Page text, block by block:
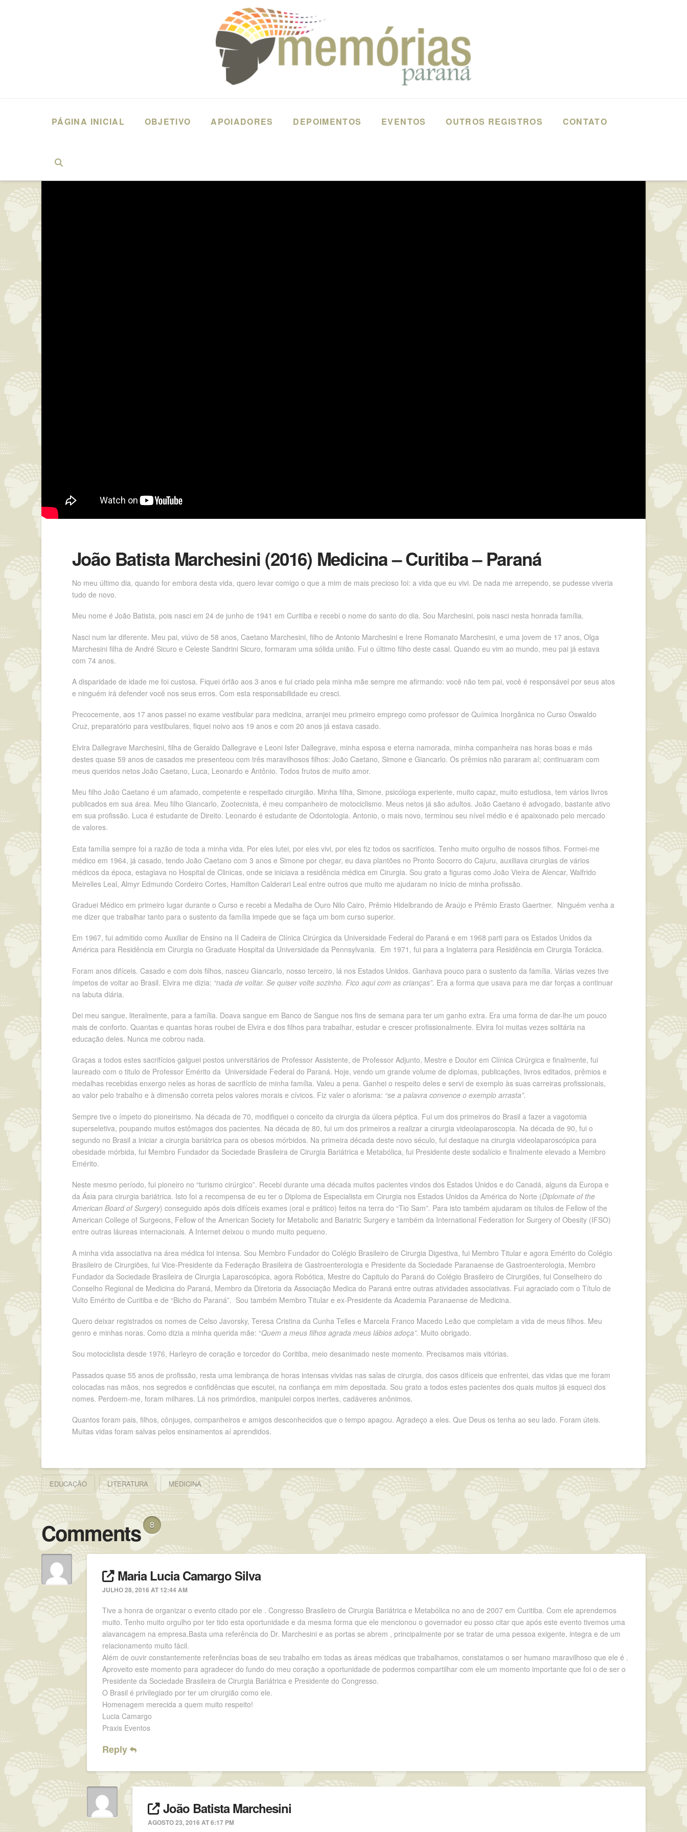
PÁGINA INICIAL OBJETIVO APOIADORES DEPOIMENTOS EVENTOS OUTROS REGISTROS CONTATO
João Batista Marchesini (2016) Medicina – Curitiba – Paraná
No meu último dia, quando for embora desta vida, quero levar comigo o que a mim de mais precioso foi: a vida que eu vivi. De nada me arrependo, se pudesse viveria
tudo de novo.
Meu nome é João Batista, pois nasci em 24 de junho de 1941 em Curitiba e recebi o nome do santo do dia. Sou Marchesini, pois nasci nesta honrada família.
Nasci num lar diferente. Meu pai, viúvo de 58 anos, Caetano Marchesini, filho de Antonio Marchesini e Irene Romanato Marchesini, e uma jovem de 17 anos, Olga
Marchesini filha de André Sicuro e Celeste Sandrini Sicuro, formaram uma sólida união. Fui o último filho deste casal. Quando eu vim ao mundo, meu pai já estava
com 74 anos.
A disparidade de idade me foi custosa. Fiquei órfão aos 3 anos e fui criado pela minha mãe sempre me afirmando: você não tem pai, você é responsável por seus atos
e ninguém irá defender você nos seus erros. Com esta responsabilidade eu cresci.
Precocemente, aos 17 anos passei no exame vestibular para medicina, arranjei meu primeiro emprego como professor de Química Inorgânica no Curso Oswaldo
Cruz, preparatório para vestibulares, fiquei noivo aos 19 anos e com 20 anos já estava casado.
Elvira Dallegrave Marchesini, filha de Geraldo Dallegrave e Leoni Isfer Dallegrave, minha esposa e eterna namorada, minha companheira nas horas boas e más
destes quase 59 anos de casados me presenteou com três maravilhosos filhos: João Caetano, Simone e Giancarlo. Os prêmios não pararam aí; continuaram com
meus queridos netos João Caetano, Luca, Leonardo e Antônio. Todos frutos de muito amor.
Meu filho João Caetano é um afamado, competente e respeitado cirurgião. Minha filha, Simone, psicóloga experiente, muito capaz, muito estudiosa, tem vários livros
publicados em sua área. Meu filho Giancarlo, Zootecnista, é meu companheiro de motociclismo. Meus netos já são adultos. João Caetano é advogado, bastante ativo
em sua profissão. Luca é estudante de Direito. Leonardo é estudante de Odontologia. Antonio, o mais novo, terminou seu nível médio e é apaixonado pelo mercado
de valores.
Esta família sempre foi a razão de toda a minha vida. Por eles lutei, por eles vivi, por eles fiz todos os sacrifícios. Tenho muito orgulho de nossos filhos. Formei-me
médico em 1964, já casado, tendo João Caetano com 3 anos e Simone por chegar, eu dava plantões no Pronto Socorro do Cajuru, auxiliava cirurgias de vários
médicos da época, estagiava no Hospital de Clinicas, onde se iniciava a residência médica em Cirurgia. Sou grato a figuras como João Vieira de Alencar, Walfrido
Meirelles Leal, Almyr Edmundo Cordeiro Cortes, Hamilton Calderari Leal entre outros que muito me ajudaram no início de minha profissão.
Graduei Médico em primeiro lugar durante o Curso e recebi a Medalha de Ouro Nilo Cairo, Prêmio Hidelbrando de Araújo e Prêmio Erasto Gaertner. Ninguém venha a
me dizer que trabalhar tanto para o sustento da família impede que se faça um bom curso superior.
Em 1967, fui admitido como Auxiliar de Ensino na II Cadeira de Clínica Cirúrgica da Universidade Federal do Paraná e em 1968 parti para os Estados Unidos da
América para Residência em Cirurgia no Graduate Hospital da Universidade da Pennsylvania. Em 1971, fui para a Inglaterra para Residência em Cirurgia Torácica.
Foram anos difíceis. Casado e com dois filhos, nasceu Giancarlo, nosso terceiro, lá nos Estados Unidos. Ganhava pouco para o sustento da família. Várias vezes tive
ímpetos de voltar ao Brasil. Elvira me dizia: “nada de voltar. Se quiser volte sozinho. Fico aqui com as crianças”. Era a forma que usava para me dar forças a continuar
na labuta diária.
Dei meu sangue, literalmente, para a família. Doava sangue em Banco de Sangue nos fins de semana para ter um ganho extra. Era uma forma de dar-lhe um pouco
mais de conforto. Quantas e quantas horas roubei de Elvira e dos filhos para trabalhar, estudar e crescer profissionalmente. Elvira foi muitas vezes solitária na
educação deles. Nunca me cobrou nada.
Graças a todos estes sacrifícios galguei postos universitários de Professor Assistente, de Professor Adjunto, Mestre e Doutor em Clínica Cirúrgica e finalmente, fui
laureado com o titulo de Professor Emérito da Universidade Federal do Paraná. Hoje, vendo um grande volume de diplomas, publicações, livros editados, prêmios e
medalhas recebidas enxergo neles as horas de sacrifício de minha família. Valeu a pena. Ganhei o respeito deles e servi de exemplo às suas carreiras profissionais,
ao valor pelo trabalho e à dimensão correta pelos valores morais e cívicos. Fiz valer o aforisma: “se a palavra convence o exemplo arrasta”.
Sempre tive o ímpeto do pioneirismo. Na década de 70, modifiquei o conceito da cirurgia da úlcera péptica. Fui um dos primeiros do Brasil a fazer a vagotomia
superseletiva, poupando muitos estômagos dos pacientes. Na década de 80, fui um dos primeiros a realizar a cirurgia videolaparoscopia. Na década de 90, fui o
segundo no Brasil a iniciar a cirurgia bariátrica para os obesos mórbidos. Na primeira década deste novo século, fui destaque na cirurgia videolaparoscópica para
obesidade mórbida, fui Membro Fundador da Sociedade Brasileira de Cirurgia Bariátrica e Metabólica, fui Presidente deste sodalício e finalmente elevado a Membro
Emérito.
Neste mesmo período, fui pioneiro no “turismo cirúrgico”. Recebi durante uma década muitos pacientes vindos dos Estados Unidos e do Canadá, alguns da Europa e
da Ásia para cirurgia bariátrica. Isto foi a recompensa de eu ter o Diploma de Especialista em Cirurgia nos Estados Unidos da América do Norte (Diplomate of the
American Board of Surgery) conseguido após dois difíceis exames (oral e prático) feitos na terra do “Tio Sam”. Para isto também ajudaram os títulos de Fellow of the
American College of Surgeons, Fellow of the American Society for Metabolic and Bariatric Surgery e também da International Federation for Surgery of Obesity (IFSO)
entre outras láureas internacionais. A Internet deixou o mundo muito pequeno.
A minha vida associativa na área médica foi intensa. Sou Membro Fundador do Colégio Brasileiro de Cirurgia Digestiva, fui Membro Titular e agora Emérito do Colégio
Brasileiro de Cirurgiões, fui Vice-Presidente da Federação Brasileira de Gastroenterologia e Presidente da Sociedade Paranaense de Gastroenterologia, Membro
Fundador da Sociedade Brasileira de Cirurgia Laparoscópica, agora Robótica, Mestre do Capitulo do Paraná do Colégio Brasileiro de Cirurgiões, fui Conselheiro do
Conselho Regional de Medicina do Paraná, Membro da Diretoria da Associação Medica do Paraná entre outras atividades associativas. Fui agraciado com o Título de
Vulto Emérito de Curitiba e de “Bicho do Paraná”. Sou também Membro Titular e ex-Presidente da Academia Paranaense de Medicina.
Quero deixar registrados os nomes de Celso Javorsky, Teresa Cristina da Cunha Telles e Marcela Franco Macedo Leão que completam a vida de meus filhos. Meu
genro e minhas noras. Como dizia a minha querida mãe: “Quem a meus filhos agrada meus lábios adoça”. Muito obrigado.
Sou motociclista desde 1976, Harleyro de coração e torcedor do Coritiba, meio desanimado neste momento. Precisamos mais vitórias.
Passados quase 55 anos de profissão, resta uma lembrança de horas intensas vividas nas salas de cirurgia, dos casos difíceis que enfrentei, das vidas que me foram
colocadas nas mãos, nos segredos e confidências que escutei, na confiança em mim depositada. Sou grato a todos estes pacientes dos quais muitos já esqueci dos
nomes. Perdoem-me, foram milhares. Lá nos primórdios, manipulei corpos inertes, cadáveres anônimos.
Quantos foram pais, filhos, cônjuges, companheiros e amigos desconhecidos que o tempo apagou. Agradeço a eles. Que Deus os tenha ao seu lado. Foram úteis.
Muitas vidas foram salvas pelos ensinamentos aí aprendidos.
EDUCAÇÃO LITERATURA MEDICINA
Comments 8
Maria Lucia Camargo Silva
JULHO 28, 2016 AT 12:44 AM
Tive a honra de organizar o evento citado por ele . Congresso Brasileiro de Cirurgia Bariátrica e Metabólica no ano de 2007 em Curitiba. Com ele aprendemos
muito. Tenho muito orgulho por ter tido esta oportunidade e da mesma forma que ele mencionou o governador eu posso citar que após este evento tivemos uma
alavancagem na empresa.Basta uma referência do Dr. Marchesini e as portas se abrem , principalmente por se tratar de uma pessoa exigente, integra e de um
relacionamento muito fácil.
Além de ouvir constantemente referências boas de seu trabalho em todas as áreas médicas que trabalhamos, constatamos o ser humano maravilhoso que ele é .
Aproveito este momento para agradecer do fundo do meu coração a oportunidade de podermos compartilhar com ele um momento importante que foi o de ser o
Presidente da Sociedade Brasileira de Cirurgia Bariátrica e Presidente do Congresso.
O Brasil é privilegiado por ter um cirurgião como ele.
Homenagem merecida a quem muito respeito!
Lucia Camargo
Praxis Eventos
Reply
João Batista Marchesini
AGOSTO 23, 2016 AT 6:17 PM